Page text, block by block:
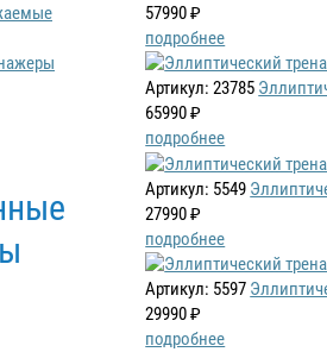
57990 ₽
подробнее
Артикул: 23785
65990 ₽
подробнее
Артикул: 5549
27990 ₽
подробнее
Артикул: 5597
29990 ₽
подробнее